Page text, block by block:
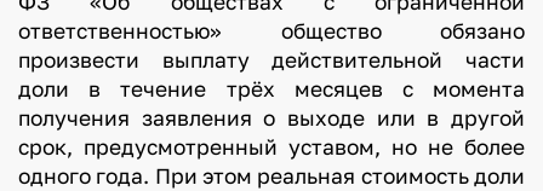
ответственностью» общество обязано
произвести выплату действительной части
доли в течение трёх месяцев с момента
получения заявления о выходе или в другой
срок, предусмотренный уставом, но не более
одного года. При этом реальная стоимость доли